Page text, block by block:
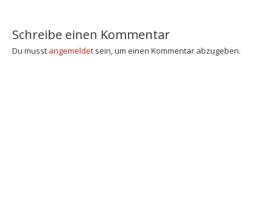
Schreibe einen Kommentar
Du musst angemeldet sein, um einen Kommentar abzugeben.